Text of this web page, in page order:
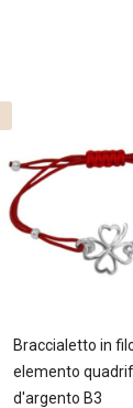
Braccialetto in
elemento
d'argento B3